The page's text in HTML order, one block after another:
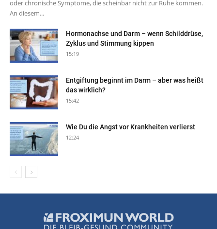
oder chronische Symptome, die scheinbar nicht zur Ruhe kommen.
An diesem...
Hormonachse und Darm – wenn Schilddrüse,
Zyklus und Stimmung kippen
15:19
Entgiftung beginnt im Darm – aber was heißt
das wirklich?
15:42
Wie Du die Angst vor Krankheiten verlierst
12:24